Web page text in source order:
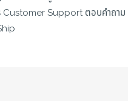
Customer Support ตอบคำถาม